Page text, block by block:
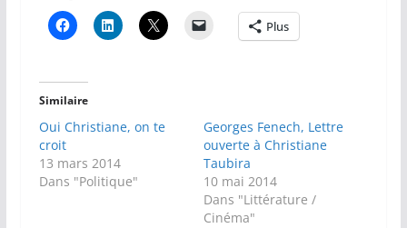
Plus
Similaire
Oui Christiane, on te
croit
13 mars 2014
Dans "Politique"
Georges Fenech, Lettre
ouverte à Christiane
Taubira
10 mai 2014
Dans "Littérature /
Cinéma"